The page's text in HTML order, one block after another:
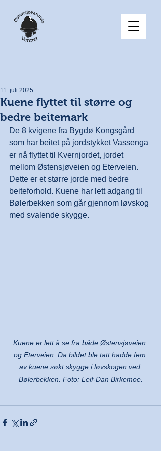
Kuene flyttet til større og
bedre beitemark
11. juli 2025
De 8 kvigene fra Bygdø Kongsgård
som har beitet på jordstykket Vassenga
er nå flyttet til Kvernjordet, jordet
mellom Østensjøveien og Eterveien.
Dette er et større jorde med bedre
beiteforhold. Kuene har lett adgang til
Bølerbekken som går gjennom løvskog
med svalende skygge.
Kuene er lett å se fra både Østensjøveien
og Eterveien. Da bildet ble tatt hadde fem
av kuene søkt skygge i løvskogen ved
Bølerbekken. Foto: Leif-Dan Birkemoe.